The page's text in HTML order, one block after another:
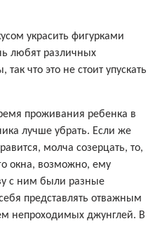
украсить фигурками
любят различных
что это не стоит упускать
проживания ребенка в
лучше убрать. Если же
молча созерцать, то,
окна, возможно, ему
с ним были разные
представлять отважным
непроходимых джунглей. В